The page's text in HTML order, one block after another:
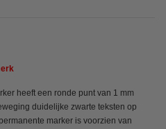
heeft een ronde punt van 1 mm
duidelijke zwarte teksten op
marker is voorzien van